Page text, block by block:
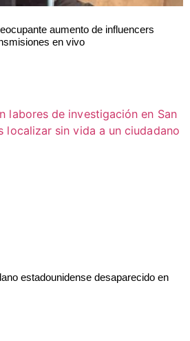
aumento de influencers
en vivo
estadounidense desaparecido en